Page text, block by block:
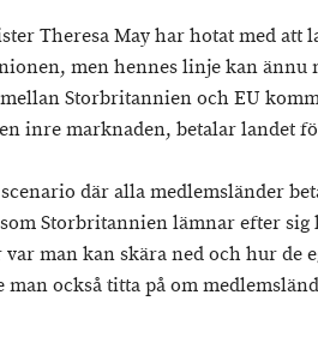
Theresa May har hotat med att
men hennes linje kan ännu
Storbritannien och EU
inre marknaden, betalar landet
där alla medlemsländer
Storbritannien lämnar efter sig
var man kan skära ned och hur de
man också titta på om